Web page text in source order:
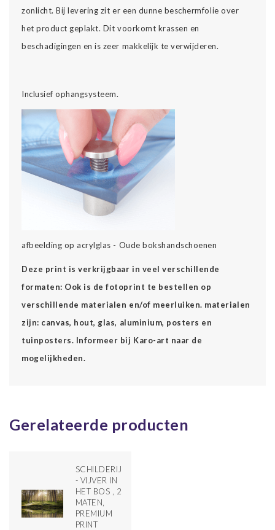
zonlicht. Bij levering zit er een dunne beschermfolie over
het product geplakt. Dit voorkomt krassen en
beschadigingen en is zeer makkelijk te verwijderen.
Inclusief ophangsysteem.
afbeelding op acrylglas - Oude bokshandschoenen
Deze print is verkrijgbaar in veel verschillende
formaten: Ook is de fotoprint te bestellen op
verschillende materialen en/of meerluiken. materialen
zijn: canvas, hout, glas, aluminium, posters en
tuinposters. Informeer bij Karo-art naar de
mogelijkheden.
Gerelateerde producten
SCHILDERIJ
- VIJVER IN
HET BOS , 2
MATEN,
PREMIUM
PRINT